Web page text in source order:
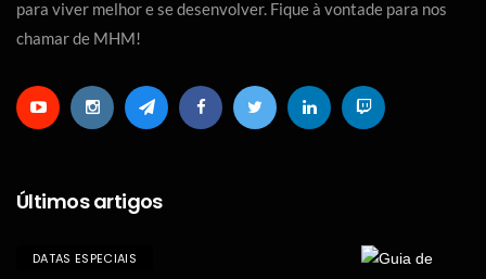
para viver melhor e se desenvolver. Fique à vontade para nos
chamar de MHM!
Últimos artigos
DATAS ESPECIAIS